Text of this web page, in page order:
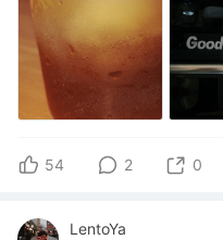
54 2 0
LentoYa